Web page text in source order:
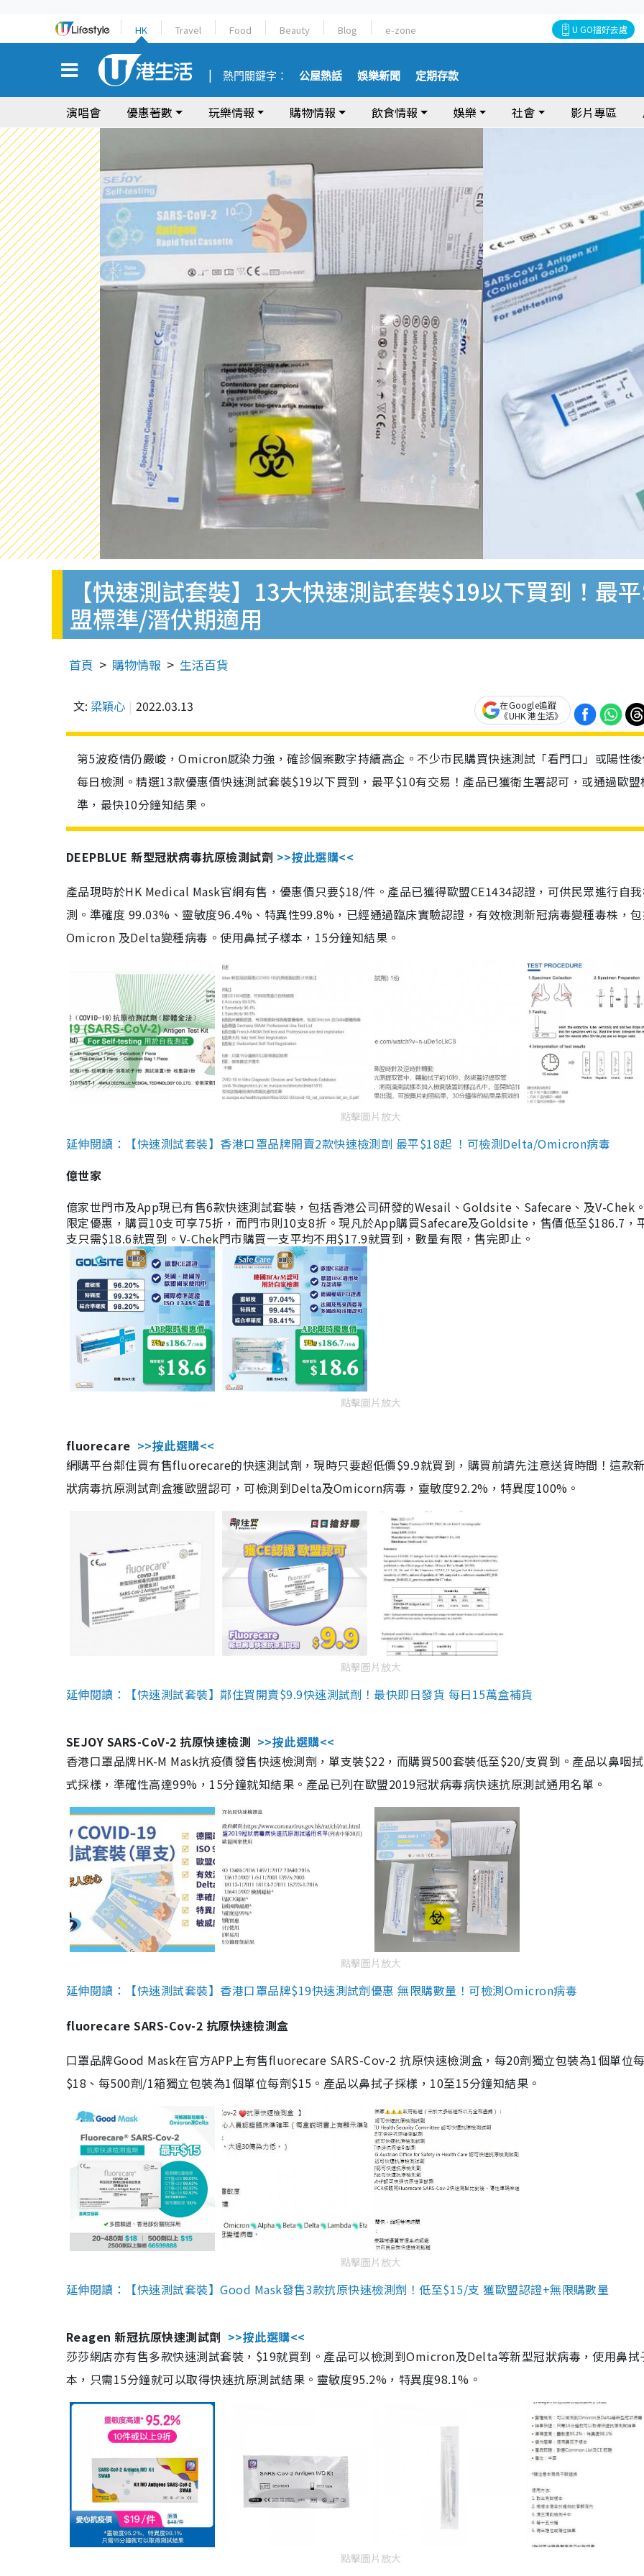
HK Travel Food Beauty Blog e-zone U GO搵好去處
熱門關鍵字： 公屋熱話 娛樂新聞 定期存款
演唱會 優惠著數 玩樂情報 購物情報 飲食情報 娛樂 社會 影片專區
【快速測試套裝】13大快速測試套裝$19以下買到！最
盟標準/潛伏期適用
首頁 購物情報 生活百貨
文: 梁穎心 2022.03.13
在Google追蹤
《UHK 港生活》
第5波疫情仍嚴峻，Omicron感染力強，確診個案數字持續高企。不少市民購買快速測試「看門口」或陽性
每日檢測。精選13款優惠價快速測試套裝$19以下買到，最平$10有交易！產品已獲衛生署認可，或通過歐盟
準，最快10分鐘知結果。
DEEPBLUE 新型冠狀病毒抗原檢測試劑 >>按此選購<<
產品現時於HK Medical Mask官網有售，優惠價只要$18/件。產品已獲得歐盟CE1434認證，可供民眾進行自
測。準確度 99.03%、靈敏度96.4%、特異性99.8%，已經通過臨床實驗認證，有效檢測新冠病毒變種毒株，
Omicron 及Delta變種病毒。使用鼻拭子樣本，15分鐘知結果。
點擊圖片放大
延伸閱讀：【快速測試套裝】香港口罩品牌開賣2款快速檢測劑 最平$18起 ！可檢測Delta/Omicron病毒
億世家
億家世門市及App現已有售6款快速測試套裝，包括香港公司研發的Wesail、Goldsite、Safecare、及V-Chek
限定優惠，購買10支可享75折，而門市則10支8折。現凡於App購買Safecare及Goldsite，售價低至$186.7，
支只需$18.6就買到。V-Chek門市購買一支平均不用$17.9就買到，數量有限，售完即止。
點擊圖片放大
fluorecare >>按此選購<<
網購平台鄰住買有售fluorecare的快速測試劑，現時只要超低價$9.9就買到，購買前請先注意送貨時間！這款
狀病毒抗原測試劑盒獲歐盟認可，可檢測到Delta及Omicorn病毒，靈敏度92.2%，特異度100%。
點擊圖片放大
延伸閱讀：【快速測試套裝】鄰住買開賣$9.9快速測試劑！最快即日發貨 每日15萬盒補貨
SEJOY SARS-CoV-2 抗原快速檢測 >>按此選購<<
香港口罩品牌HK-M Mask抗疫價發售快速檢測劑，單支裝$22，而購買500套裝低至$20/支買到。產品以鼻咽
式採樣，準確性高達99%，15分鐘就知結果。產品已列在歐盟2019冠狀病毒病快速抗原測試通用名單。
點擊圖片放大
延伸閱讀：【快速測試套裝】香港口罩品牌$19快速測試劑優惠 無限購數量！可檢測Omicron病毒
fluorecare SARS-Cov-2 抗原快速檢測盒
口罩品牌Good Mask在官方APP上有售fluorecare SARS-Cov-2 抗原快速檢測盒，每20劑獨立包裝為1個單位
$18、每500劑/1箱獨立包裝為1個單位每劑$15。產品以鼻拭子採樣，10至15分鐘知結果。
點擊圖片放大
延伸閱讀：【快速測試套裝】Good Mask發售3款抗原快速檢測劑！低至$15/支 獲歐盟認證+無限購數量
Reagen 新冠抗原快速測試劑 >>按此選購<<
莎莎網店亦有售多款快速測試套裝，$19就買到。產品可以檢測到Omicron及Delta等新型冠狀病毒，使用鼻拭
本，只需15分鐘就可以取得快速抗原測試結果。靈敏度95.2%，特異度98.1%。
點擊圖片放大